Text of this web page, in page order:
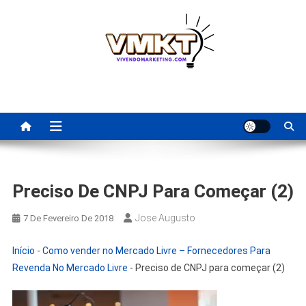
Para Revenda | Vivendo
Marketing
Preciso De CNPJ Para Começar (2)
7 De Fevereiro De 2018 Jose Augusto
Início - Como vender no Mercado Livre – Fornecedores Para
Revenda No Mercado Livre - Preciso de CNPJ para começar (2)